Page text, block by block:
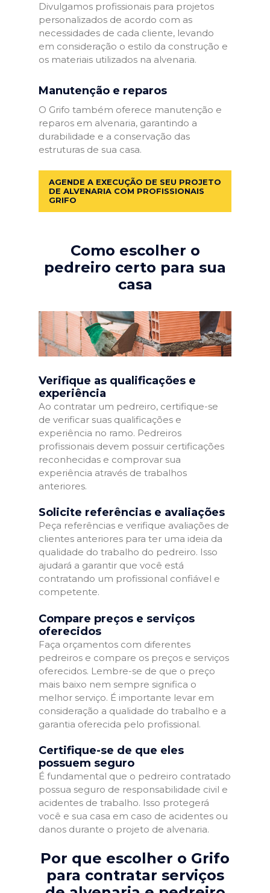
Divulgamos profissionais para projetos
personalizados de acordo com as
necessidades de cada cliente, levando
em consideração o estilo da construção e
os materiais utilizados na alvenaria.
Manutenção e reparos
O Grifo também oferece manutenção e
reparos em alvenaria, garantindo a
durabilidade e a conservação das
estruturas de sua casa.
AGENDE A EXECUÇÃO DE SEU PROJETO
DE ALVENARIA COM PROFISSIONAIS
GRIFO
Como escolher o
pedreiro certo para sua
casa
Verifique as qualificações e
experiência
Ao contratar um pedreiro, certifique-se
de verificar suas qualificações e
experiência no ramo. Pedreiros
profissionais devem possuir certificações
reconhecidas e comprovar sua
experiência através de trabalhos
anteriores.
Solicite referências e avaliações
Peça referências e verifique avaliações de
clientes anteriores para ter uma ideia da
qualidade do trabalho do pedreiro. Isso
ajudará a garantir que você está
contratando um profissional confiável e
competente.
Compare preços e serviços
oferecidos
Faça orçamentos com diferentes
pedreiros e compare os preços e serviços
oferecidos. Lembre-se de que o preço
mais baixo nem sempre significa o
melhor serviço. É importante levar em
consideração a qualidade do trabalho e a
garantia oferecida pelo profissional.
Certifique-se de que eles
possuem seguro
É fundamental que o pedreiro contratado
possua seguro de responsabilidade civil e
acidentes de trabalho. Isso protegerá
você e sua casa em caso de acidentes ou
danos durante o projeto de alvenaria.
Por que escolher o Grifo
para contratar serviços